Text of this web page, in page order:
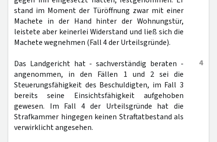
stand im Moment der Türöffnung zwar mit einer
Machete in der Hand hinter der Wohnungstür,
leistete aber keinerlei Widerstand und ließ sich die
Machete wegnehmen (Fall 4 der Urteilsgründe).
4
Das Landgericht hat - sachverständig beraten -
angenommen, in den Fällen 1 und 2 sei die
Steuerungsfähigkeit des Beschuldigten, im Fall 3
bereits seine Einsichtsfähigkeit aufgehoben
gewesen. Im Fall 4 der Urteilsgründe hat die
Strafkammer hingegen keinen Straftatbestand als
verwirklicht angesehen.